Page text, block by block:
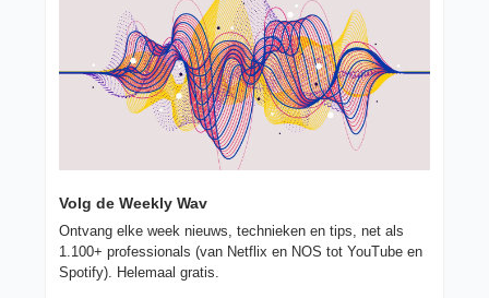
Volg de Weekly Wav
Ontvang elke week nieuws, technieken en tips, net als
1.100+ professionals (van Netflix en NOS tot YouTube en
Spotify). Helemaal gratis.